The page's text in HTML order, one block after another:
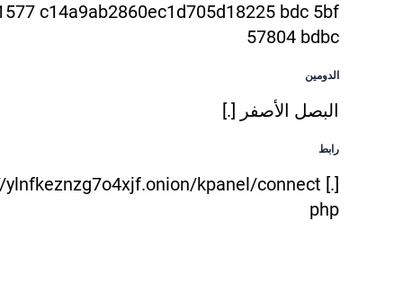
c14a9ab2860ec1d705d18225 bdc 5bf
57804 bdbc
الدومين
البصل الأصفر [.]
رابط
ylnfkeznzg7o4xjf.onion/kpanel/connect [.]
php